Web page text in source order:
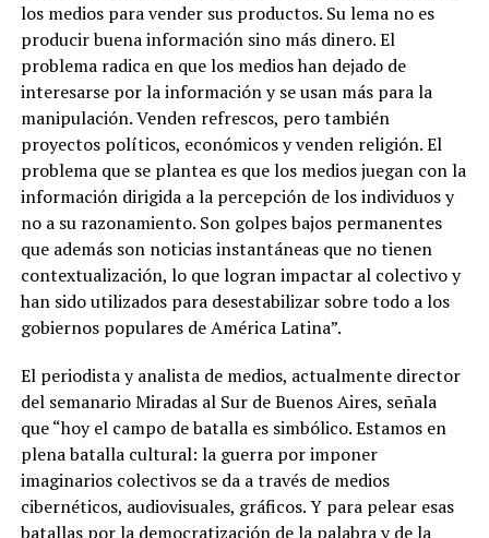
los medios para vender sus productos. Su lema no es
producir buena información sino más dinero. El
problema radica en que los medios han dejado de
interesarse por la información y se usan más para la
manipulación. Venden refrescos, pero también
proyectos políticos, económicos y venden religión. El
problema que se plantea es que los medios juegan con la
información dirigida a la percepción de los individuos y
no a su razonamiento. Son golpes bajos permanentes
que además son noticias instantáneas que no tienen
contextualización, lo que logran impactar al colectivo y
han sido utilizados para desestabilizar sobre todo a los
gobiernos populares de América Latina”.
El periodista y analista de medios, actualmente director
del semanario Miradas al Sur de Buenos Aires, señala
que “hoy el campo de batalla es simbólico. Estamos en
plena batalla cultural: la guerra por imponer
imaginarios colectivos se da a través de medios
cibernéticos, audiovisuales, gráficos. Y para pelear esas
batallas por la democratización de la palabra y de la